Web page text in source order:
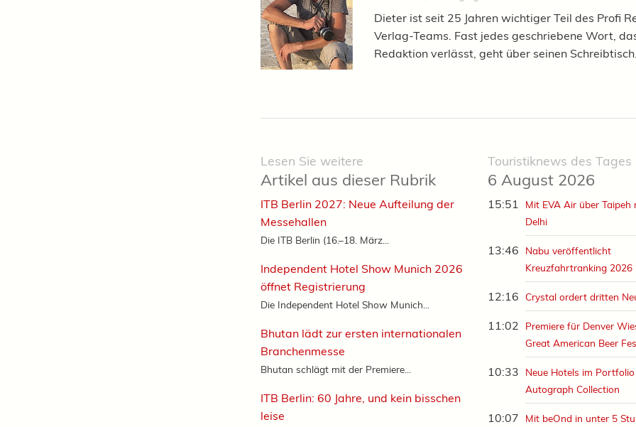
Dieter ist seit 25 Jahren wichtiger Teil des Profi
Verlag-Teams. Fast jedes geschriebene Wort,
Redaktion verlässt, geht über seinen Schreibtisch.
Touristiknews des Tages
6 August 2026
15:51
Mit EVA Air über Taipeh
Delhi
13:46
Nabu veröffentlicht
Kreuzfahrtranking 2026
12:16 Crystal ordert dritten
11:02
Premiere für Denver
Great American Beer
10:33
Neue Hotels im
Autograph Collection
10:07
Mit beOnd in unter 5
Lesen Sie weitere
Artikel aus dieser Rubrik
ITB Berlin 2027: Neue Aufteilung der
Messehallen
Die ITB Berlin (16.–18. März...
Independent Hotel Show Munich 2026
öffnet Registrierung
Die Independent Hotel Show Munich...
Bhutan lädt zur ersten internationalen
Branchenmesse
Bhutan schlägt mit der Premiere...
ITB Berlin: 60 Jahre, und kein bisschen
leise